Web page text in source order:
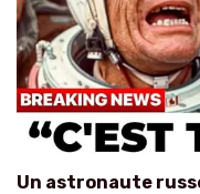
Un astronaute